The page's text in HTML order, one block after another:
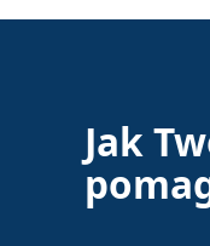
Jak